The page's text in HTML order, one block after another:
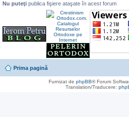
Nu puteţi publica fişiere ataşate în acest forum
Prima pagină
Furnizat dephpBB® Forum
Translation/Traducere: